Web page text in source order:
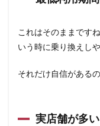
これはそのままです
いう時に乗り換えしや
それだけ自信がある
実店舗が多い